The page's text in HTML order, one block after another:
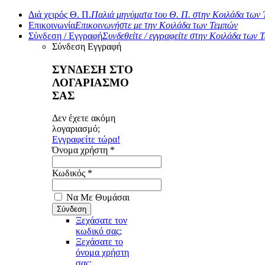
Διά χειρός Θ. Π.Παλιά μηνύματα του Θ. Π. στην Κοιλάδα των
ΕπικοινωνίαΕπικοινωνήστε με την Κοιλάδα των Τεμπών
Σύνδεση / ΕγγραφήΣυνδεθείτε / εγγραφείτε στην Κοιλάδα των
Σύνδεση Εγγραφή
ΣΥΝΔΕΣΗ ΣΤΟ
ΛΟΓΑΡΙΑΣΜΟ
ΣΑΣ
Δεν έχετε ακόμη
λογαριασμό;
Εγγραφείτε τώρα!
Όνομα χρήστη *
Κωδικός *
Να Με Θυμάσαι
Ξεχάσατε τον
κωδικό σας;
Ξεχάσατε το
όνομα χρήστη